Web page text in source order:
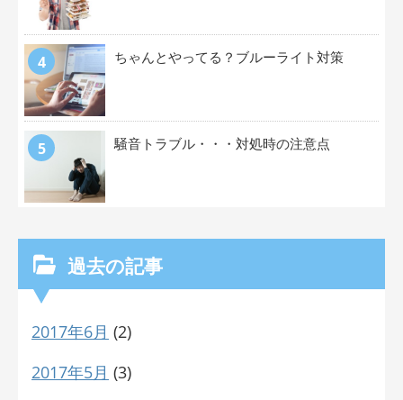
ちゃんとやってる？ブルーライト対策
騒音トラブル・・・対処時の注意点
過去の記事
2017年6月 (2)
2017年5月 (3)